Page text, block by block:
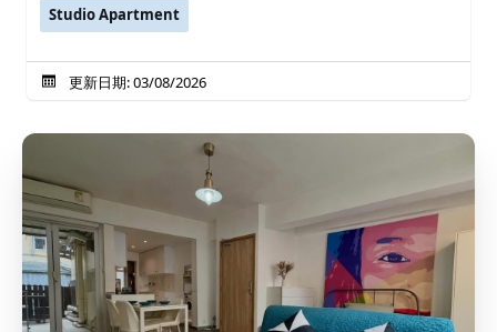
Studio Apartment
更新日期: 03/08/2026